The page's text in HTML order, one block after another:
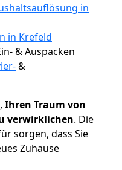
in
in Krefeld
& Auspacken
&
Ihren Traum von
verwirklichen. Die
sorgen, dass Sie
Zuhause